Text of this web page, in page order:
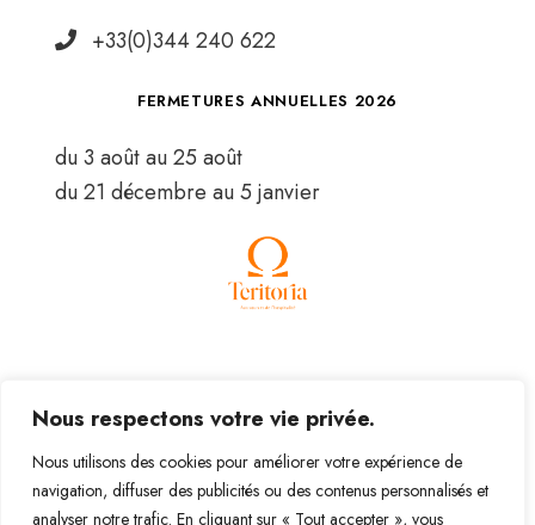
Nous respectons votre vie privée.
Nous utilisons des cookies pour améliorer votre expérience de
navigation, diffuser des publicités ou des contenus personnalisés et
analyser notre trafic. En cliquant sur « Tout accepter », vous
+33(0)344 240 622
FERMETURES ANNUELLES 2026
du 3 août au 25 août
du 21 décembre au 5 janvier
© Le Verbois 2022 –Mentions légales–